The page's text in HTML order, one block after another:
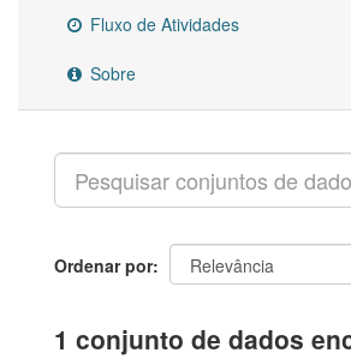
Fluxo de Atividades
Sobre
Ordenar por
1 conjunto de dados